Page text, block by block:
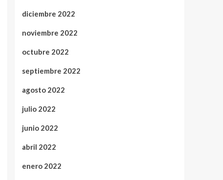
diciembre 2022
noviembre 2022
octubre 2022
septiembre 2022
agosto 2022
julio 2022
junio 2022
abril 2022
enero 2022